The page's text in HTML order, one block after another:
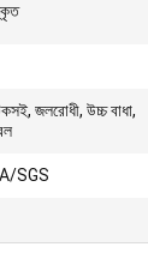
জলরোধী, উচ্চ বাধা,
SGS